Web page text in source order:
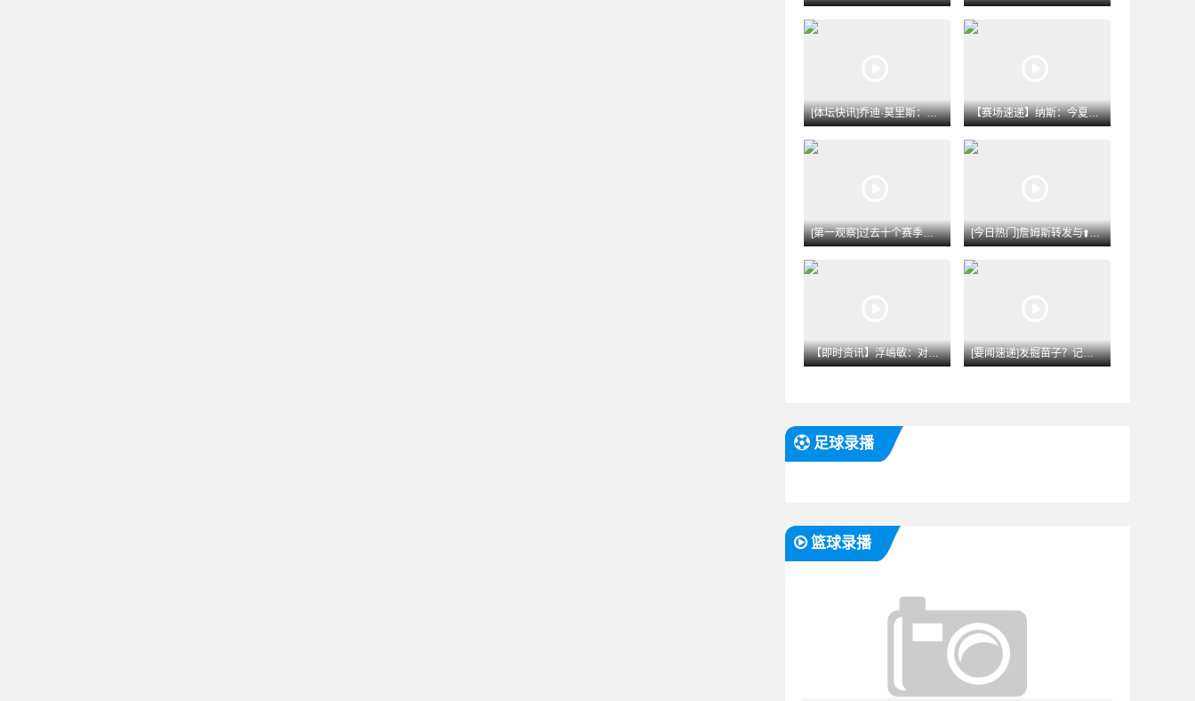
[体坛快讯]乔迪·莫里斯：我非常希望切尔西今夏能签❕下巴尔科 【赛场速递】纳斯：今夏恩比德很健康 他现在的状态很❕棒 能全
[第一观察]过去十个赛季五大联赛完成过人榜：梅✨西953次领 [今日热门]詹姆斯转发与⬆️马克西训练照：我们全神贯注！马克
【即时资讯】浮嶋敏：对阵阿森纳U17⚾锻炼价值非常大，5天4 [要闻速递]发掘苗子？记者：曼城CEO索里亚诺⬆️、总监维亚
足球录播
篮球录播